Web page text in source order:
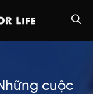
cuộc